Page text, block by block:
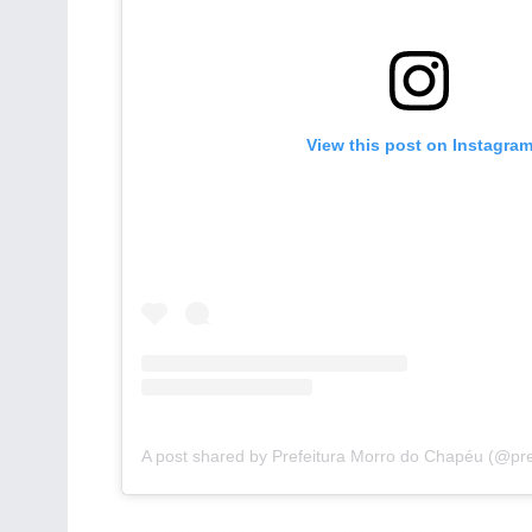
View this post on Instagram